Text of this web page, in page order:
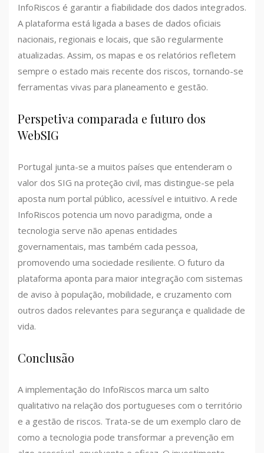
InfoRiscos é garantir a fiabilidade dos dados integrados.
A plataforma está ligada a bases de dados oficiais
nacionais, regionais e locais, que são regularmente
atualizadas. Assim, os mapas e os relatórios refletem
sempre o estado mais recente dos riscos, tornando-se
ferramentas vivas para planeamento e gestão.
Perspetiva comparada e futuro dos
WebSIG
Portugal junta-se a muitos países que entenderam o
valor dos SIG na proteção civil, mas distingue-se pela
aposta num portal público, acessível e intuitivo. A rede
InfoRiscos potencia um novo paradigma, onde a
tecnologia serve não apenas entidades
governamentais, mas também cada pessoa,
promovendo uma sociedade resiliente. O futuro da
plataforma aponta para maior integração com sistemas
de aviso à população, mobilidade, e cruzamento com
outros dados relevantes para segurança e qualidade de
vida.
Conclusão
A implementação do InfoRiscos marca um salto
qualitativo na relação dos portugueses com o território
e a gestão de riscos. Trata-se de um exemplo claro de
como a tecnologia pode transformar a prevenção em